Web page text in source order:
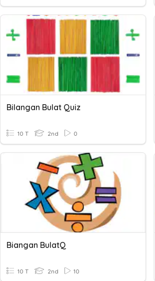
Bilangan Bulat Quiz
10 T 2nd 0
Biangan BulatQ
10 T 2nd 10